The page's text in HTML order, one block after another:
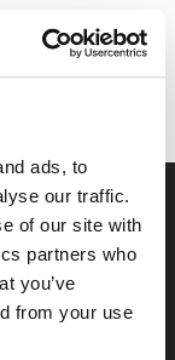
ads, to
our traffic.
of our site with
partners who
you’ve
from your use
통업체 컨